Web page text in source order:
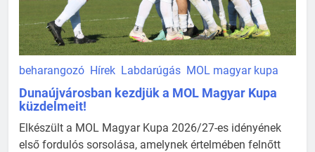
beharangozó Hírek Labdarúgás MOL magyar kupa
Dunaújvárosban kezdjük a MOL Magyar Kupa
küzdelmeit!
Elkészült a MOL Magyar Kupa 2026/27-es idényének
első fordulós sorsolása, amelynek értelmében felnőtt